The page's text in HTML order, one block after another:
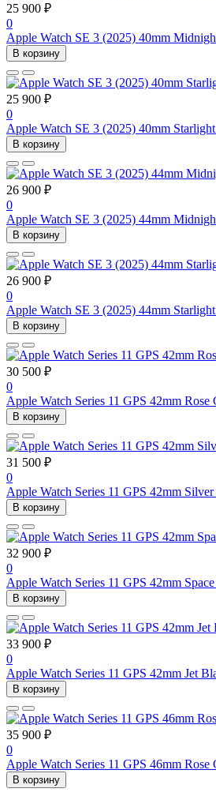
25 900 ₽
0
Apple Watch SE 3 (2025) 40mm
В корзину
25 900 ₽
0
Apple Watch SE 3 (2025) 40mm
В корзину
26 900 ₽
0
Apple Watch SE 3 (2025) 44mm
В корзину
26 900 ₽
0
Apple Watch SE 3 (2025) 44mm
В корзину
30 500 ₽
0
Apple Watch Series 11 GPS 42mm
В корзину
31 500 ₽
0
Apple Watch Series 11 GPS 42mm
В корзину
32 900 ₽
0
Apple Watch Series 11 GPS 42mm
В корзину
33 900 ₽
0
Apple Watch Series 11 GPS 42mm Jet
В корзину
35 900 ₽
0
Apple Watch Series 11 GPS 46mm
В корзину